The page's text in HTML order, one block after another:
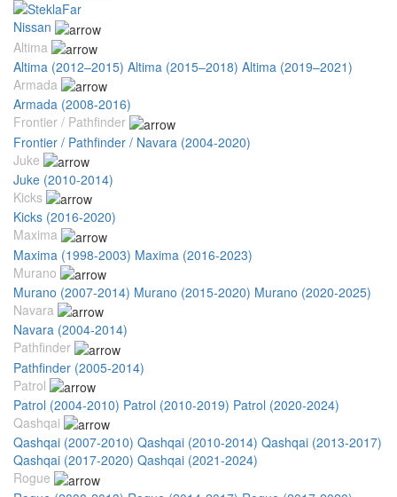
Nissan
Altima
Altima (2012–2015) Altima (2015–2018) Altima (2019–2021)
Armada
Armada (2008-2016)
Frontier / Pathfinder
Frontier / Pathfinder / Navara (2004-2020)
Juke
Juke (2010-2014)
Kicks
Kicks (2016-2020)
Maxima
Maxima (1998-2003) Maxima (2016-2023)
Murano
Murano (2007-2014) Murano (2015-2020) Murano (2020-2025)
Navara
Navara (2004-2014)
Pathfinder
Pathfinder (2005-2014)
Patrol
Patrol (2004-2010) Patrol (2010-2019) Patrol (2020-2024)
Qashqai
Qashqai (2007-2010) Qashqai (2010-2014) Qashqai (2013-2017)
Qashqai (2017-2020) Qashqai (2021-2024)
Rogue